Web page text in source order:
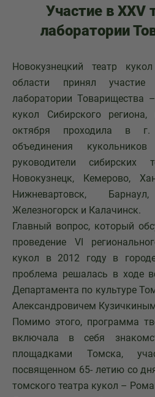
Участие в XXV
лаборатории
Новокузнецкий театр
области принял
лаборатории Товарищества
кукол Сибирского
октября проходила в
объединения
руководители сибирских
Новокузнецк, Кемерово,
Нижневартовск,
Железногорск и Калачинск.
Главный вопрос, который
проведение VI
кукол в 2012 году в
проблема решалась в ходе
Департамента по культуре
Александровичем
Помимо этого, программа
включала в себя
площадками Томска,
посвященном 65- летию со
томского театра кукол –